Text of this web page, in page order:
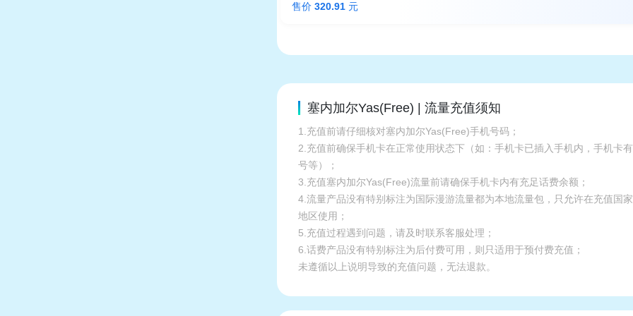
售价 320.91 元
塞内加尔Yas(Free) | 流量充值须知
1.充值前请仔细核对塞内加尔Yas(Free)手机号码；
2.充值前确保手机卡在正常使用状态下（如：手机卡已插入手机内，手机卡
号等）；
3.充值塞内加尔Yas(Free)流量前请确保手机卡内有充足话费余额；
4.流量产品没有特别标注为国际漫游流量都为本地流量包，只允许在充值国
地区使用；
5.充值过程遇到问题，请及时联系客服处理；
6.话费产品没有特别标注为后付费可用，则只适用于预付费充值；
未遵循以上说明导致的充值问题，无法退款。